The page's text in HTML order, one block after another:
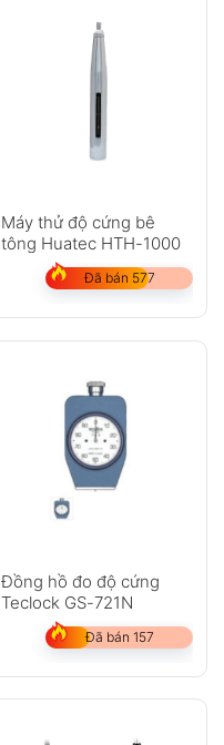
Máy thử độ cứng bê
tông Huatec HTH-1000
Đã bán 577
Đồng hồ đo độ cứng
Teclock GS-721N
Đã bán 157